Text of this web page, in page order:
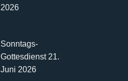
2026
Sonntags-
Gottesdienst 21.
Juni 2026